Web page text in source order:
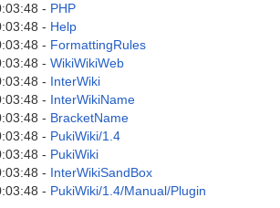
- PHP
- Help
- FormattingRules
- WikiWikiWeb
- InterWiki
- InterWikiName
- BracketName
- PukiWiki/1.4
- PukiWiki
- InterWikiSandBox
- PukiWiki/1.4/Manual/Plugin